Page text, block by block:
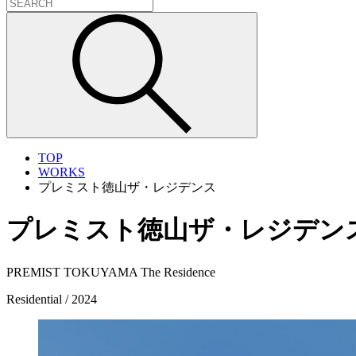
TOP
WORKS
プレミスト徳山ザ・レジデンス
プレミスト徳山ザ・レジデン
PREMIST TOKUYAMA The Residence
Residential / 2024